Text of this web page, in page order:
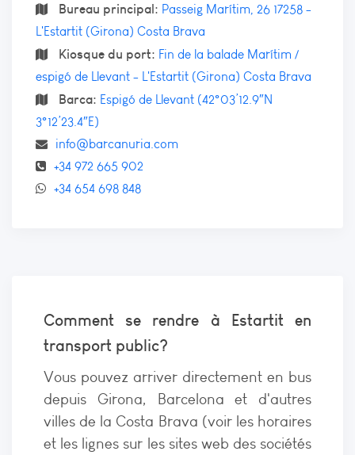
Bureau principal: Passeig Marítim, 26 17258 -
L'Estartit (Girona) Costa Brava
Kiosque du port: Fin de la balade Marítim /
espigó de Llevant - L'Estartit (Girona) Costa Brava
Barca: Espigó de Llevant (42°03’12.9″N
3°12’23.4″E)
info@barcanuria.com
+34 972 665 902
+34 654 698 848
Comment se rendre à Estartit en
transport public?
Vous pouvez arriver directement en bus
depuis Girona, Barcelona et d'autres
villes de la Costa Brava (voir les horaires
et les lignes sur les sites web des sociétés